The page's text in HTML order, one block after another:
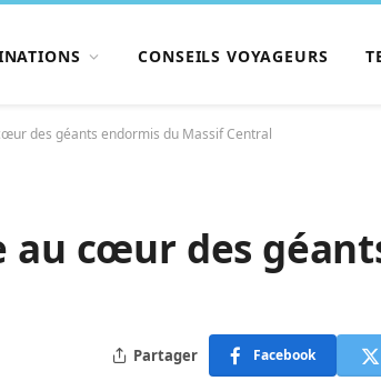
CONSEILS VOYAGEURS
des géants endormis du Massif Central
au cœur des
Partager Facebook